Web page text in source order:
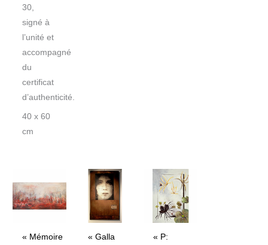
30,
signé à
l’unité et
accompagné
du
certificat
d’authenticité.
40 x 60
cm
« Mémoire
« Galla
« P: